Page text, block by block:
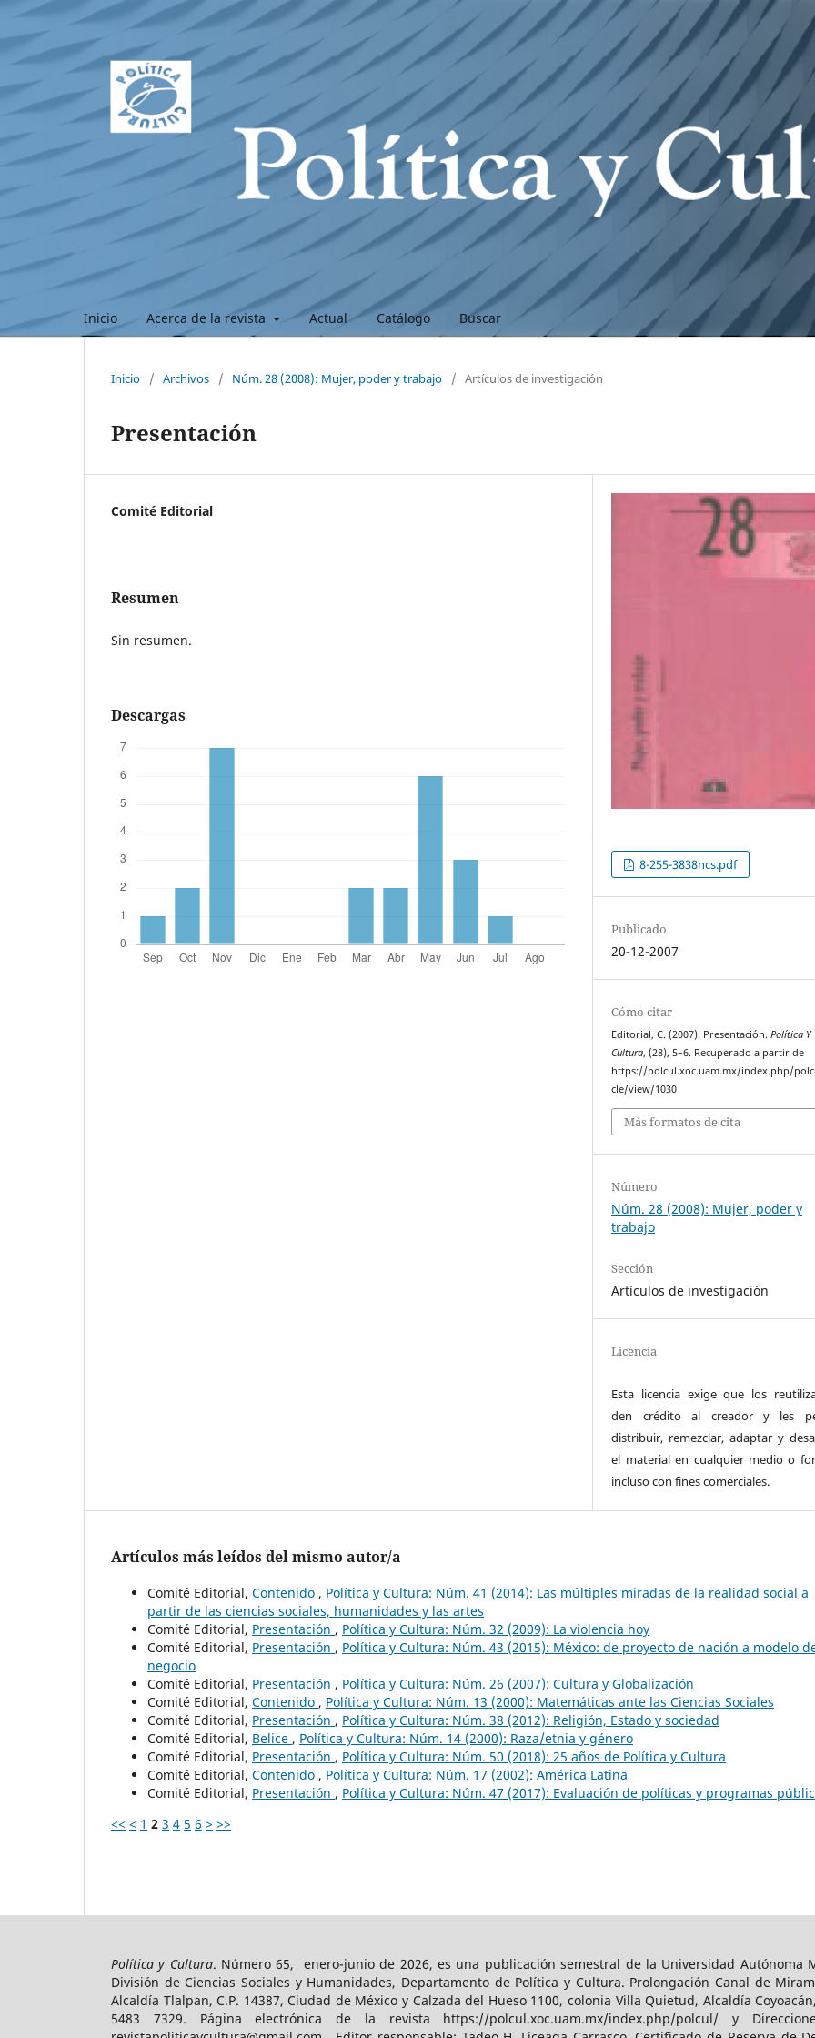
Inicio Acerca de la revista Actual Catálogo Buscar
Inicio / Archivos / Núm. 28 (2008): Mujer, poder y trabajo / Artículos de investigación
Presentación
Comité Editorial
Resumen
Sin resumen.
Descargas
8-255-3838ncs.pdf
Publicado
20-12-2007
Cómo citar
Editorial, C. (2007). Presentación.Política Y
Cultura, (28), 5–6. Recuperado a partir de
https://polcul.xoc.uam.mx/index.php/
cle/view/1030
Más formatos de cita
Número
Núm. 28 (2008): Mujer, poder y
trabajo
Sección
Artículos de investigación
Licencia
Esta licencia exige que los
den crédito al creador y les
distribuir, remezclar, adaptar y
el material en cualquier medio o
incluso con fines comerciales.
Artículos más leídos del mismo autor/a
Comité Editorial, Contenido , Política y Cultura: Núm. 41 (2014): Las múltiples miradas de la realidad social a
partir de las ciencias sociales, humanidades y las artes
Comité Editorial, Presentación , Política y Cultura: Núm. 32 (2009): La violencia hoy
Comité Editorial, Presentación , Política y Cultura: Núm. 43 (2015): México: de proyecto de nación a modelo
negocio
Comité Editorial, Presentación , Política y Cultura: Núm. 26 (2007): Cultura y Globalización
Comité Editorial, Contenido , Política y Cultura: Núm. 13 (2000): Matemáticas ante las Ciencias Sociales
Comité Editorial, Presentación , Política y Cultura: Núm. 38 (2012): Religión, Estado y sociedad
Comité Editorial, Belice , Política y Cultura: Núm. 14 (2000): Raza/etnia y género
Comité Editorial, Presentación , Política y Cultura: Núm. 50 (2018): 25 años de Política y Cultura
Comité Editorial, Contenido , Política y Cultura: Núm. 17 (2002): América Latina
Comité Editorial, Presentación , Política y Cultura: Núm. 47 (2017): Evaluación de políticas y programas
<< < 1 2 3 4 5 6 > >>
Política y Cultura. Número 65, enero-junio de 2026, es una publicación semestral de la Universidad Autónoma
División de Ciencias Sociales y Humanidades, Departamento de Política y Cultura. Prolongación Canal de
Alcaldía Tlalpan, C.P. 14387, Ciudad de México y Calzada del Hueso 1100, colonia Villa Quietud, Alcaldía
5483 7329. Página electrónica de la revista https://polcul.xoc.uam.mx/index.php/polcul/ y